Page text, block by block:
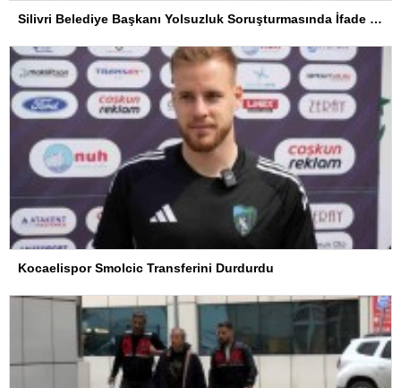
Silivri Belediye Başkanı Yolsuzluk Soruşturmasında İfade Verdi
Kocaelispor Smolcic Transferini Durdurdu